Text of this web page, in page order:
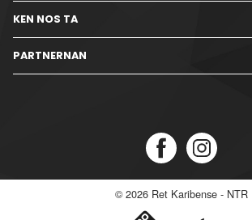
KEN NOS TA
PARTNERNAN
© 2026 Ret Karibense - NTR